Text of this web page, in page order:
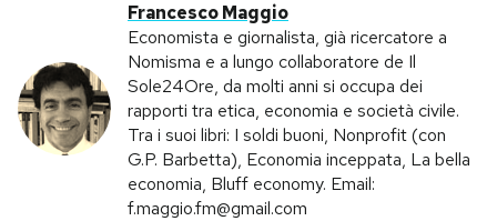
Tecnologia
Internet
Scienza
Cultura
Economia
Storie/Idee
Ok Boomer!
Media
Europa
Altrecose
Mondiali calcio 2026
Francesco Maggio
Economista e giornalista, già ricercatore a
Nomisma e a lungo collaboratore de Il
Sole24Ore, da molti anni si occupa dei
rapporti tra etica, economia e società civile.
Tra i suoi libri: I soldi buoni, Nonprofit (con
G.P. Barbetta), Economia inceppata, La bella
economia, Bluff economy. Email:
f.maggio.fm@gmail.com